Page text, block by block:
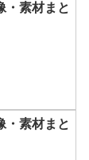
・素材まと
・素材まと